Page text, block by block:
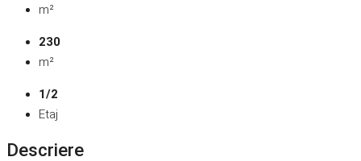
m²
230
m²
1/2
Etaj
Descriere